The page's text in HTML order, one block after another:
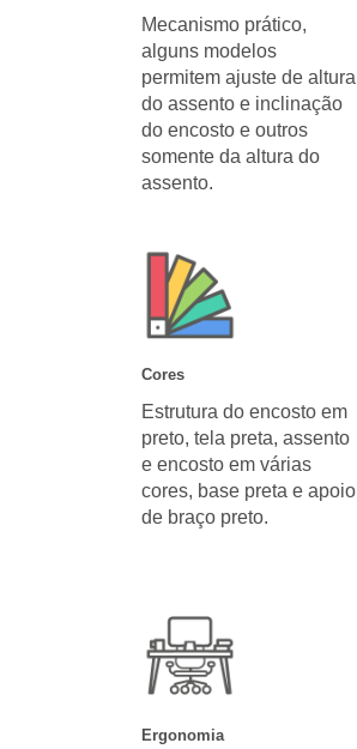
Mecanismo prático,
alguns modelos
permitem ajuste de altura
do assento e inclinação
do encosto e outros
somente da altura do
assento.
Cores
Estrutura do encosto em
preto, tela preta, assento
e encosto em várias
cores, base preta e apoio
de braço preto.
Ergonomia